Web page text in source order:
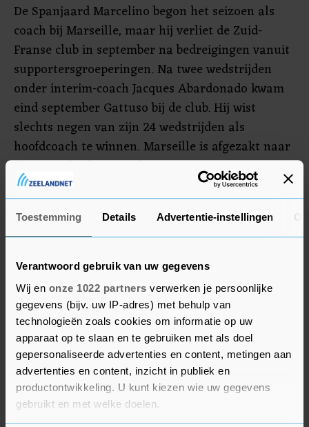
Toestemming Details Advertentie-instellingen
Verantwoord gebruik van uw gegevens
Wij en onze 1022 partners verwerken je persoonlijke
gegevens (bijv. uw IP-adres) met behulp van
technologieën zoals cookies om informatie op uw
apparaat op te slaan en te gebruiken met als doel
gepersonaliseerde advertenties en content, metingen aan
advertenties en content, inzicht in publiek en
productontwikkeling. U kunt kiezen wie uw gegevens
gebruikt en met welke doelen.
De Spanjaard Marcelino begon het seizoen als
coach bij Marseille, maar hij verliet de Zuid-
Franse club in september na bedreigingen vanuit
supportersgroeperingen. Na twee wedstrijden
onder interim-coach Jacques Abardonado kwam
eind september Gattuso bij de club. Hij wist
slechts negen van zijn 24 wedstrijden als
hoofdcoach te winnen. Marseille is afgezakt naar
de negende plaats in de Ligue 1.
Gattuso trainde eerder onder meer AC Milan
(2017-2019), Napoli (2019-2021) en Valencia (2022-
2023).